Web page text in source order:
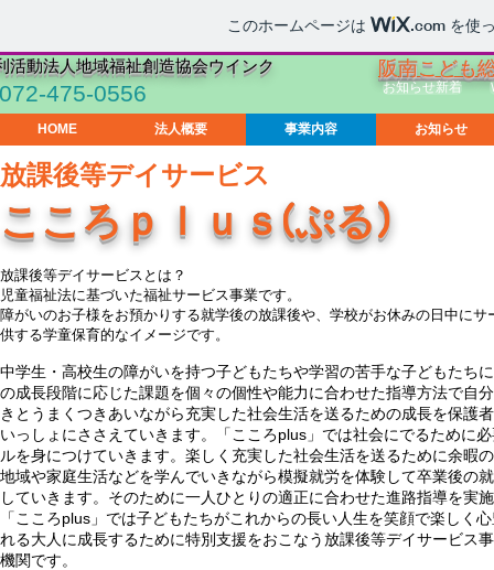
このホームページは .comを使
活動法人地域福祉創造協会ウインク
072-475-0556
阪南こども
お知らせ新着
HOME 法人概要 事業内容 お知らせ
放課後等デイサービス
こころｐｌｕｓ(ぷる)
放課後等デイサービスとは？
児童福祉法に基づいた福祉サービス事業です。
障がいのお子様をお預かりする就学後の放課後や、学校がお休みの日中にサ
供する学童保育的なイメージです。
中学生・高校生の障がいを持つ子どもたちや学習の苦手な子どもたち
の成長段階に応じた課題を個々の個性や能力に合わせた指導方法で自
きとうまくつきあいながら充実した社会生活を送るための成長を保護
いっしょにささえていきます。「こころplus」では社会にでるために
ルを身につけていきます。楽しく充実した社会生活を送るために余暇
地域や家庭生活などを学んでいきながら模擬就労を体験して卒業後の
していきます。そのために一人ひとりの適正に合わせた進路指導を実
「こころplus」では子どもたちがこれからの長い人生を笑顔で楽しく
れる大人に成長するために特別支援をおこなう放課後等デイサービス
機関です。